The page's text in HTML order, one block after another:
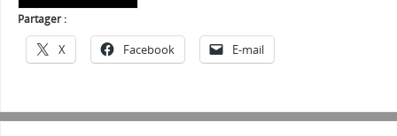
Partager :
X Facebook E-mail